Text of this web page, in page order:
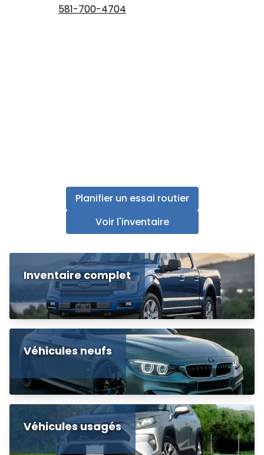
581-700-4704
Planifier un essai routier
Voir l'inventaire
Inventaire complet
Véhicules neufs
Véhicules usagés